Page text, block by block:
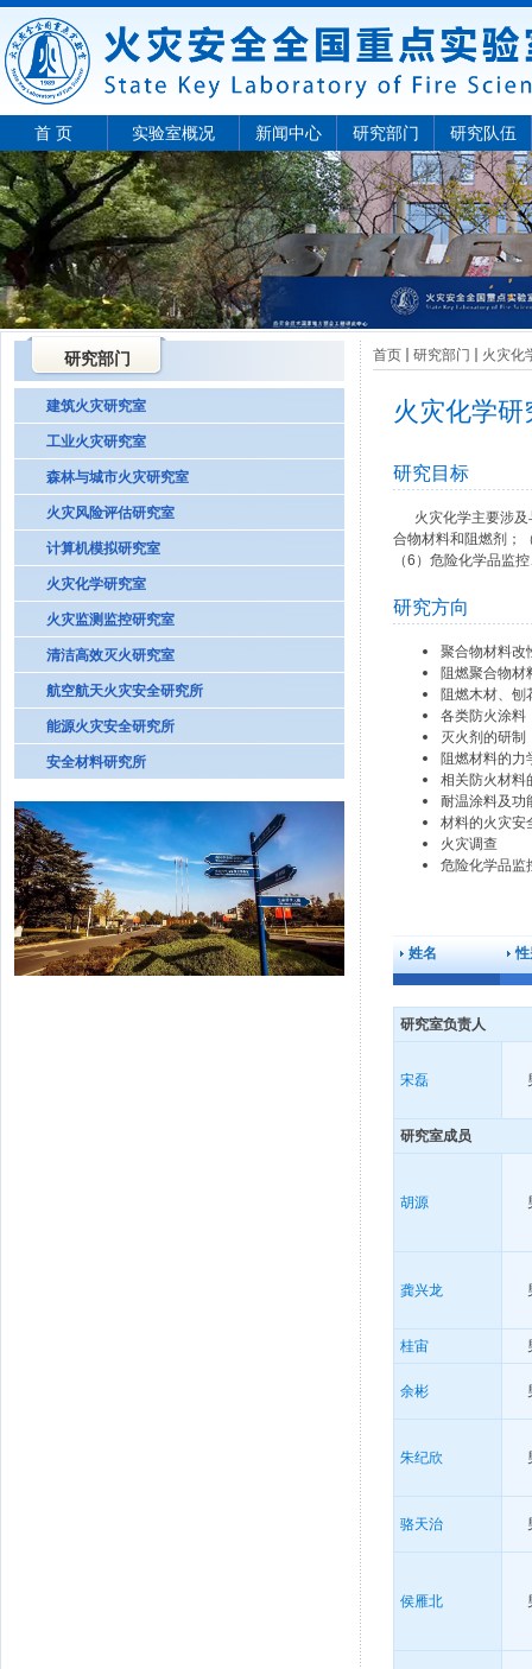
首 页 实验室概况 新闻中心 研究部门 研究队伍
研究部门
建筑火灾研究室
工业火灾研究室
森林与城市火灾研究室
火灾风险评估研究室
计算机模拟研究室
火灾化学研究室
火灾监测监控研究室
清洁高效灭火研究室
航空航天火灾安全研究所
能源火灾安全研究所
安全材料研究所
首页 研究部门 火灾化
火灾化学研
研究目标
火灾化学主要涉及
合物材料和阻燃剂；
（6）危险化学品监
研究方向
聚合物材料改
阻燃聚合物材
阻燃木材、刨
各类防火涂料
灭火剂的研制
阻燃材料的力
相关防火材料
耐温涂料及功
材料的火灾安
火灾调查
危险化学品监
姓名 性
研究室负责人
宋磊
研究室成员
胡源
龚兴龙
桂宙
余彬
朱纪欣
骆天治
侯雁北